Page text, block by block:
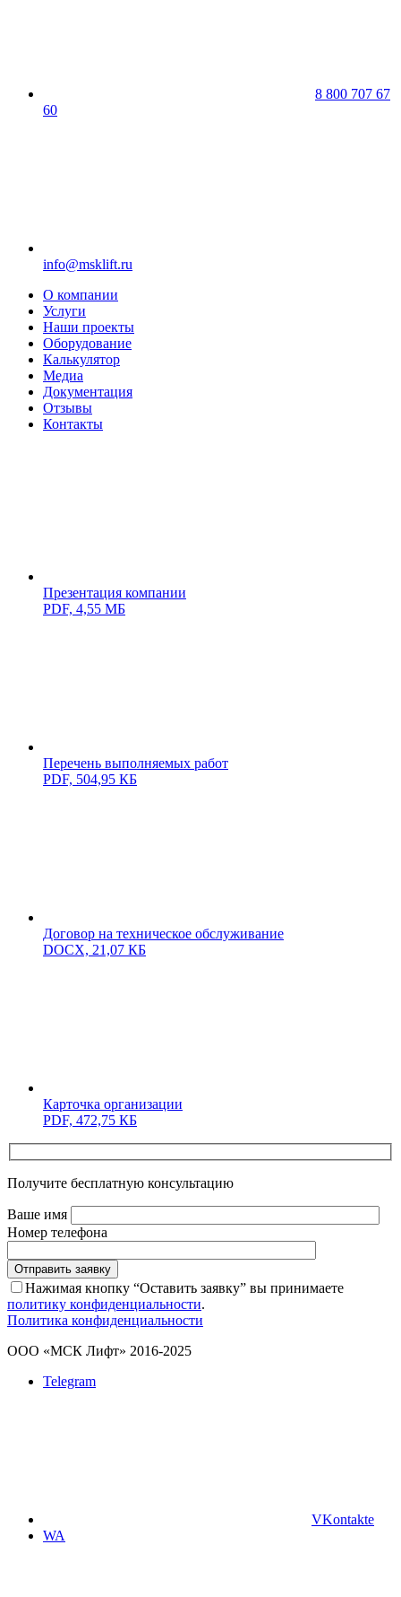
8 800 707 67
60
info@msklift.ru
О компании
Услуги
Наши проекты
Оборудование
Калькулятор
Медиа
Документация
Отзывы
Контакты
Презентация компании
PDF, 4,55 МБ
Перечень выполняемых работ
PDF, 504,95 КБ
Договор на техническое обслуживание
DOCX, 21,07 КБ
Карточка организации
PDF, 472,75 КБ
Получите бесплатную консультацию
Ваше имя
Номер телефона
Отправить заявку
Нажимая кнопку “Оставить заявку” вы принимаете
политику конфиденциальности.
Политика конфиденциальности
ООО «МСК Лифт» 2016-2025
Telegram
VKontakte
WA